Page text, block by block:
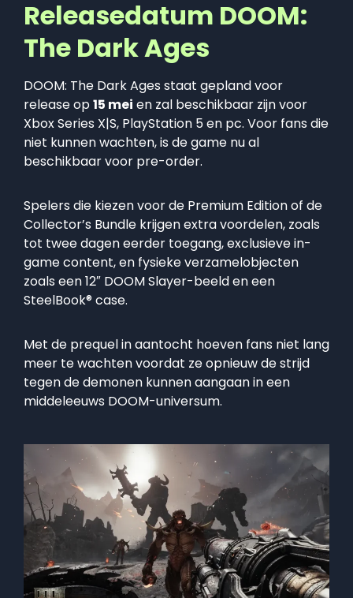
Releasedatum DOOM:
The Dark Ages
DOOM: The Dark Ages staat gepland voor
release op15 mei en zal beschikbaar zijn voor
Xbox Series X|S, PlayStation 5 en pc. Voor fans die
niet kunnen wachten, is de game nu al
beschikbaar voor pre-order.
Spelers die kiezen voor de Premium Edition of de
Collector’s Bundle krijgen extra voordelen, zoals
tot twee dagen eerder toegang, exclusieve in-
game content, en fysieke verzamelobjecten
zoals een 12″ DOOM Slayer-beeld en een
SteelBook® case.
Met de prequel in aantocht hoeven fans niet lang
meer te wachten voordat ze opnieuw de strijd
tegen de demonen kunnen aangaan in een
middeleeuws DOOM-universum.